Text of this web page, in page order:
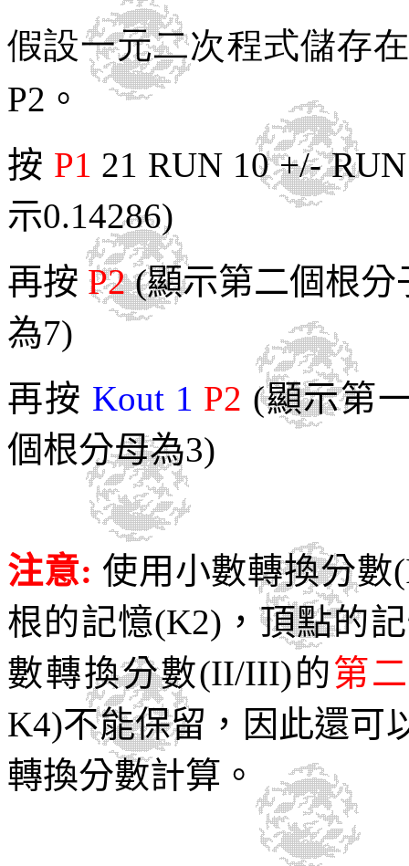
假設一元二次程式儲存在
P2。
按 P1 21 RUN 10 +/-
示0.14286)
再按 P2(顯示第二個根分
為7)
再按 Kout 1 P2 (顯示第
個根分母為3)
注意: 使用小數轉換分
根的記憶(K2)，頂點的
數轉換分數(II/III)的第
K4)不能保留，因此還可
轉換分數計算。